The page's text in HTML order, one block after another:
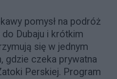
pomysł na podróż
Dubaju i krótkim
się w jednym
gdzie czeka prywatna
Perskiej. Program